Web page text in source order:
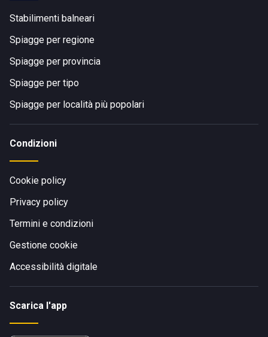
Stabilimenti balneari
Spiagge per regione
Spiagge per provincia
Spiagge per tipo
Spiagge per località più popolari
Condizioni
Cookie policy
Privacy policy
Termini e condizioni
Gestione cookie
Accessibilità digitale
Scarica l'app